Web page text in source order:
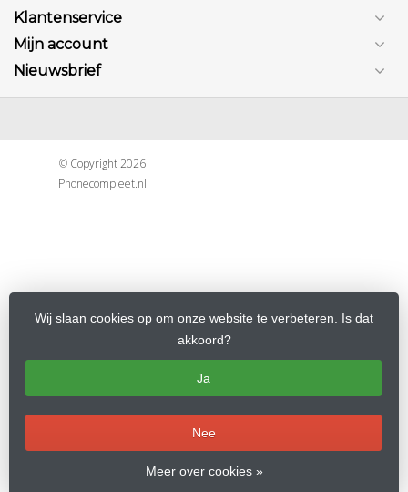
Klantenservice
Mijn account
Nieuwsbrief
Wij slaan cookies op om onze website te verbeteren. Is dat
akkoord?
Ja
Nee
Meer over cookies »
© Copyright 2026
Phonecompleet.nl